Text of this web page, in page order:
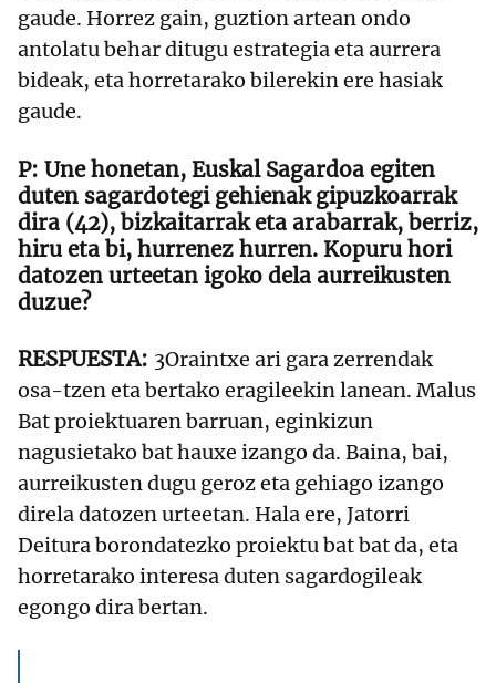
gaude. Horrez gain, guztion artean ondo
antolatu behar ditugu estrategia eta aurrera
bideak, eta horretarako bilerekin ere hasiak
gaude.
Une honetan, Euskal Sagardoa egiten
duten sagardotegi gehienak gipuzkoarrak
dira (42), bizkaitarrak eta arabarrak, berriz,
hiru eta bi, hurrenez hurren. Kopuru hori
datozen urteetan igoko dela aurreikusten
duzue?
3Oraintxe ari gara zerrendak
osa-tzen eta bertako eragileekin lanean. Malus
Bat proiektuaren barruan, eginkizun
nagusietako bat hauxe izango da. Baina, bai,
aurreikusten dugu geroz eta gehiago izango
direla datozen urteetan. Hala ere, Jatorri
Deitura borondatezko proiektu bat bat da, eta
horretarako interesa duten sagardogileak
egongo dira bertan.